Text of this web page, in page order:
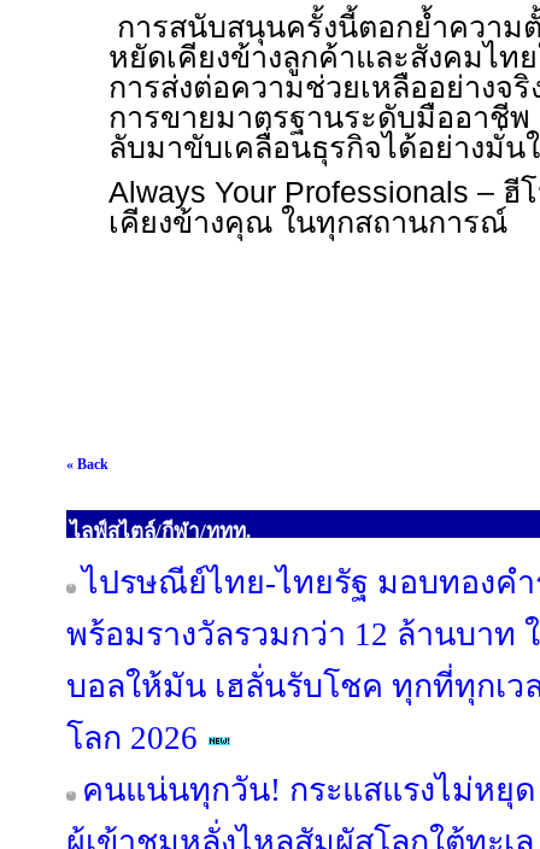
การสนับสนุนครั้งนี้ตอกย้ำความ
หยัดเคียงข้างลูกค้าและสังคมไ
การส่งต่อความช่วยเหลืออย่างจ
การขายมาตรฐานระดับมืออาชีพ
ลับมาขับเคลื่อนธุรกิจได้อย่างมั่น
Always Your Professionals – ฮี
เคียงข้างคุณ ในทุกสถานการณ์
« Back
ไลฟ์สไตล์/กีฬา/ททท.
ไปรษณีย์ไทย-ไทยรัฐ มอบทองค
พร้อมรางวัลรวมกว่า 12 ล้านบาท
บอลให้มัน เฮลั่นรับโชค ทุกที่ทุกเ
โลก 2026
คนแน่นทุกวัน! กระแสแรงไม่หยุด
ผู้เข้าชมหลั่งไหลสัมผัสโลกใต้ทะเล